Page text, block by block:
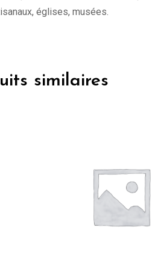
églises, musées.
similaires